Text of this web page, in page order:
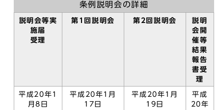
条例説明会の詳細
説明会等実
施届
受理
第1回説明会 第2回説明会
説明
会開
催等
結果
報告
書受
理
平成20年1
月8日
平成20年1月
17日
平成20年1月
19日
平成
20年